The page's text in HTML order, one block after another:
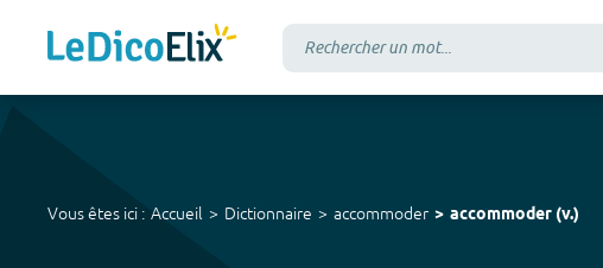
Vous êtes ici : Accueil Dictionnaire accommoder accommoder (v.)